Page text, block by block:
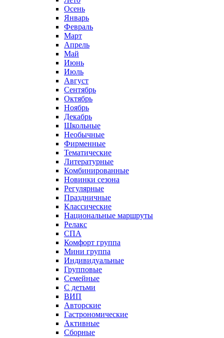
Осень
Январь
Февраль
Март
Апрель
Май
Июнь
Июль
Август
Сентябрь
Октябрь
Ноябрь
Декабрь
Школьные
Необычные
Фирменные
Тематические
Литературные
Комбинированные
Новинки сезона
Регулярные
Праздничные
Классические
Национальные маршруты
Релакс
СПА
Комфорт группа
Мини группа
Индивидуальные
Групповые
Семейные
С детьми
ВИП
Авторские
Гастрономические
Активные
Сборные